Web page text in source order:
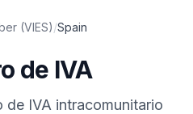
(VIES)/Spain
de IVA
de IVA intracomunitario